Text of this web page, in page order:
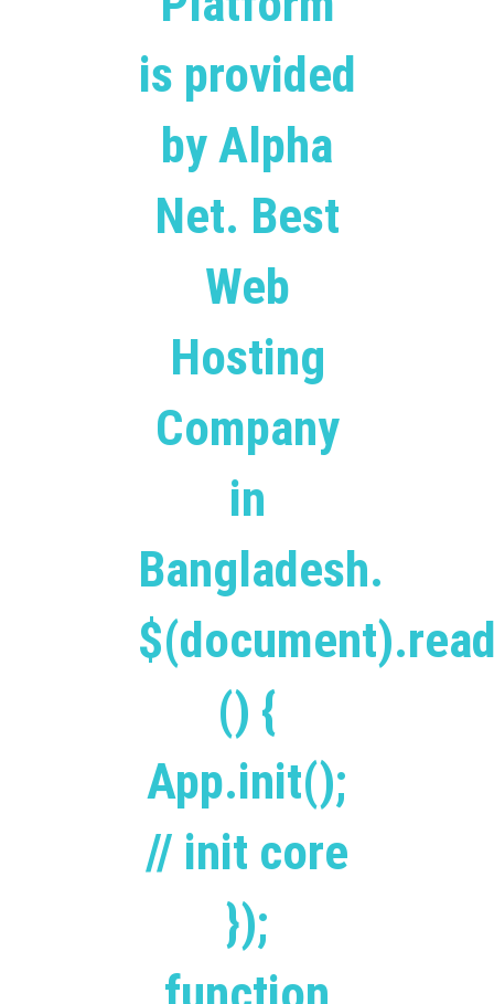
is provided
by Alpha
Net. Best
Web
Hosting
Company
in
Bangladesh.
() {
App.init();
// init core
});